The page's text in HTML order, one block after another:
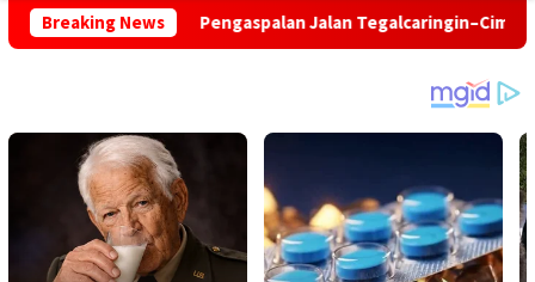
Breaking News
KDM Pengaspalan Jalan Tegalcaringin–Cimarinjung